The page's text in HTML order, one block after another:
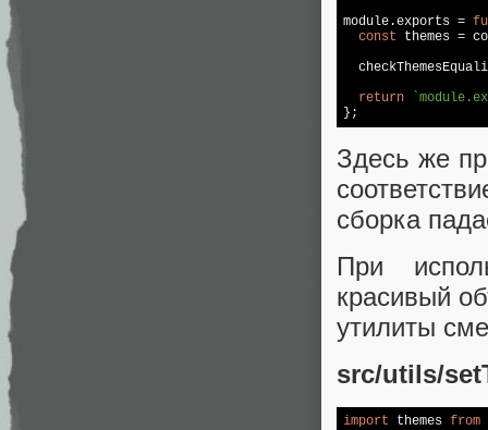
module.exports =
const themes =
return
Здесь же
сборка
При
красивый
утилиты
src/utils/
import themes from